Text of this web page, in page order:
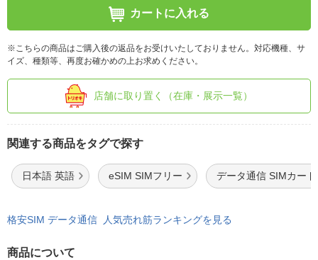
カートに入れる
※こちらの商品はご購入後の返品をお受けいたしておりません。対応機種、サ
イズ、種類等、再度お確かめの上お求めください。
店舗に取り置く（在庫・展示一覧）
関連する商品をタグで探す
日本語 英語 eSIM SIMフリー データ通信 SIMカード
格安SIM データ通信 人気売れ筋ランキングを見る
商品について